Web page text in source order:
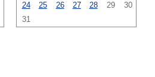
24
25 26 27 28 29
30
31